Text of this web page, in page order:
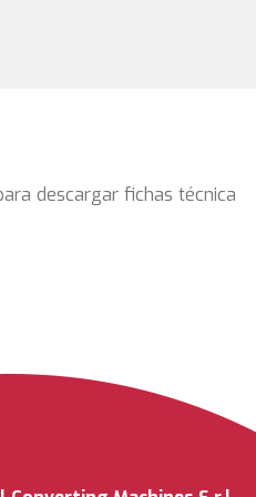
descargar fichas técnica